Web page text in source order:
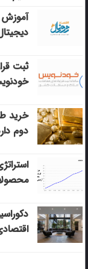
آموزش
دیجیتال
ثبت
خرید
دوم